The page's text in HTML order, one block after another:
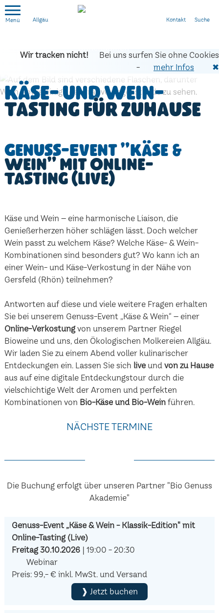
Allgäu
Wir tracken nicht!
Bei uns surfen Sie ohne Cookies
-
mehr Infos ✖
Käse- und Wein-
Tasting für zuhause
Genuss-Event "Käse &
Wein" mit Online-
Tasting (live)
Käse und Wein – eine harmonische Liaison, die
Genießerherzen höher schlägen lässt. Doch welcher
Wein passt zu welchem Käse? Welche Käse- & Wein-
Kombinationen sind besonders gut? Wo kann ich an
einer Wein- und Käse-Verkostung in der Nähe von
Gersfeld (Rhön) teilnehmen?
Antworten auf diese und viele weitere Fragen erhalten
Sie bei unserem Genuss-Event „Käse & Wein“ – einer
Online-Verkostungvon unserem Partner Riegel
Bioweine und uns, den Ökologischen Molkereien Allgäu.
Wir laden Sie zu einem Abend voller kulinarischer
Entdeckungen ein. Lassen Sie sich live und von zu Hause
aus auf eine digitale Entdeckungstour durch die
vielschichtige Welt der Aromen und perfekten
Kombinationen von Bio-Käse und Bio-Weinführen.
NÄCHSTE TERMINE
Die Buchung erfolgt über unseren Partner "Bio Genuss
Akademie"
Genuss-Event „Käse & Wein - Klassik-Edition" mit
Online-Tasting (Live)
Freitag 30.10.2026| 19:00 - 20:30
Webinar
Preis: 99,- € inkl. MwSt. und Versand
❱ Jetzt buchen